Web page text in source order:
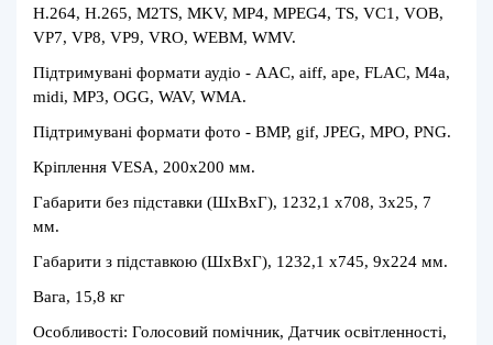
H.264, H.265, M2TS, MKV, MP4, MPEG4, TS, VC1, VOB,
VP7, VP8, VP9, VRO, WEBM, WMV.
Підтримувані формати аудіо - AAC, aiff, ape, FLAC, M4a,
midi, MP3, OGG, WAV, WMA.
Підтримувані формати фото - BMP, gif, JPEG, MPO, PNG.
Кріплення VESA, 200х200 мм.
Габарити без підставки (ШxВxГ), 1232,1 х708, 3х25, 7
мм.
Габарити з підставкою (ШxВxГ), 1232,1 х745, 9х224 мм.
Вага, 15,8 кг
Особливості: Голосовий помічник, Датчик освітленності,